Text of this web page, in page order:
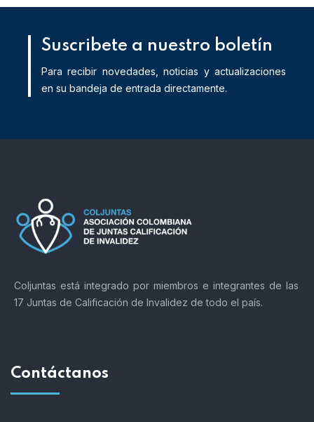
Suscribete a nuestro boletín
Para recibir novedades, noticias y actualizaciones
en su bandeja de entrada directamente.
Coljuntas está integrado por miembros e integrantes de las
17 Juntas de Calificación de Invalidez de todo el país.
Contáctanos